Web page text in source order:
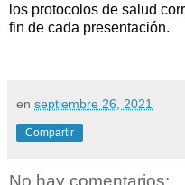
los protocolos de salud
fin de cada presentación.
en septiembre 26, 2021
Compartir
No hay comentarios: